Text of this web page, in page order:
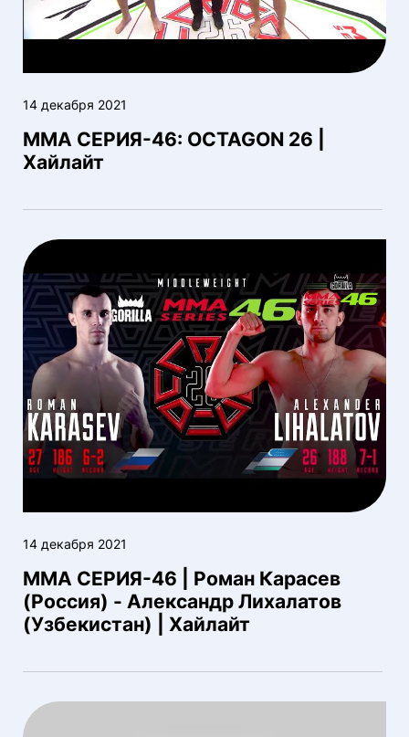
14 декабря 2021
ММА СЕРИЯ-46: OCTAGON 26 |
Хайлайт
14 декабря 2021
ММА СЕРИЯ-46 | Роман Карасев
(Россия) - Александр Лихалатов
(Узбекистан) | Хайлайт